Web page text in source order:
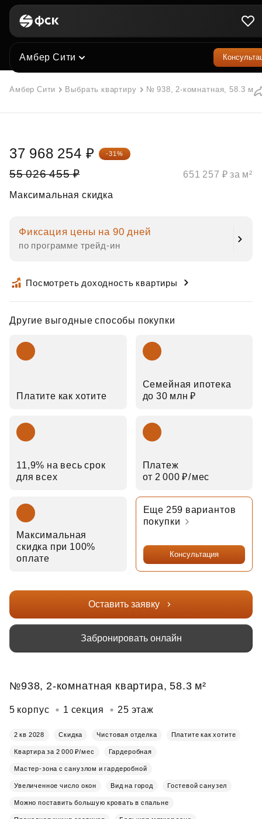
Амбер Сити
Амбер Сити Выбрать квартиру № 938, 2-комнатная, 58.3 м²
55 026 455 ₽
37 968 254 ₽ -31%
Максимальная скидка
Фиксация цены на 90 дней
по программе трейд‑ин
Посмотреть доходность квартиры
Другие выгодные способы покупки
Платите как хотите
Семейная ипотека
до 30 млн ₽
11,9% на весь срок
для всех
Платеж
от 2 000 ₽⁠/⁠мес
Максимальная
скидка при 100%
оплате
Еще 259 вариантов
покупки
Консультация
651 257 ₽ за м²
Оставить заявку
Забронировать онлайн
№938, 2-комнатная квартира, 58.3 м²
5 корпус 1 секция 25 этаж
2 кв 2028 Скидка Чистовая отделка Платите как хотите
Квартира за 2 000 ₽/мес Гардеробная
Мастер-зона с санузлом и гардеробной
Увеличенное число окон Вид на город Гостевой санузел
Можно поставить большую кровать в спальне